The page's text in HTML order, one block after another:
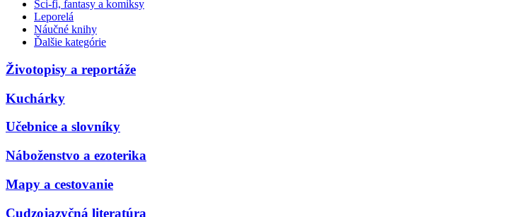
Sci-fi, fantasy a komiksy
Leporelá
Náučné knihy
Ďalšie kategórie
Životopisy a reportáže
Kuchárky
Učebnice a slovníky
Náboženstvo a ezoterika
Mapy a cestovanie
Cudzojazyčná literatúra